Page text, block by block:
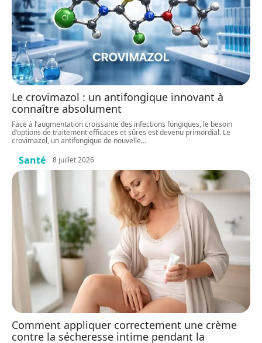
Le crovimazol : un antifongique innovant à
connaître absolument
Face à l’augmentation croissante des infections fongiques, le besoin
d'options de traitement efficaces et sûres est devenu primordial. Le
crovimazol, un antifongique de nouvelle…
Santé 8 juillet 2026
Comment appliquer correctement une crème
contre la sécheresse intime pendant la